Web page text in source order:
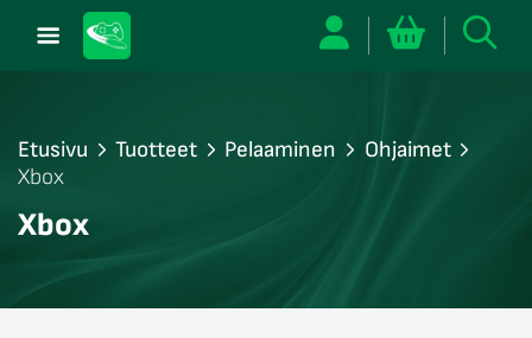
Etusivu Tuotteet Pelaaminen
Ohjaimet
Xbox
Xbox
sulje